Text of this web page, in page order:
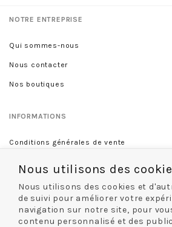
NOTRE ENTREPRISE
Qui sommes-nous
Nous contacter
Nos boutiques
INFORMATIONS
Conditions générales de vente
INFORMATIONS
Nous utilisons des
Nous utilisons des cookies et
de suivi pour améliorer votre
navigation sur notre site, pour
contenu personnalisé et des